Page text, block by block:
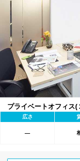
プライベートオフィス(
広さ
―